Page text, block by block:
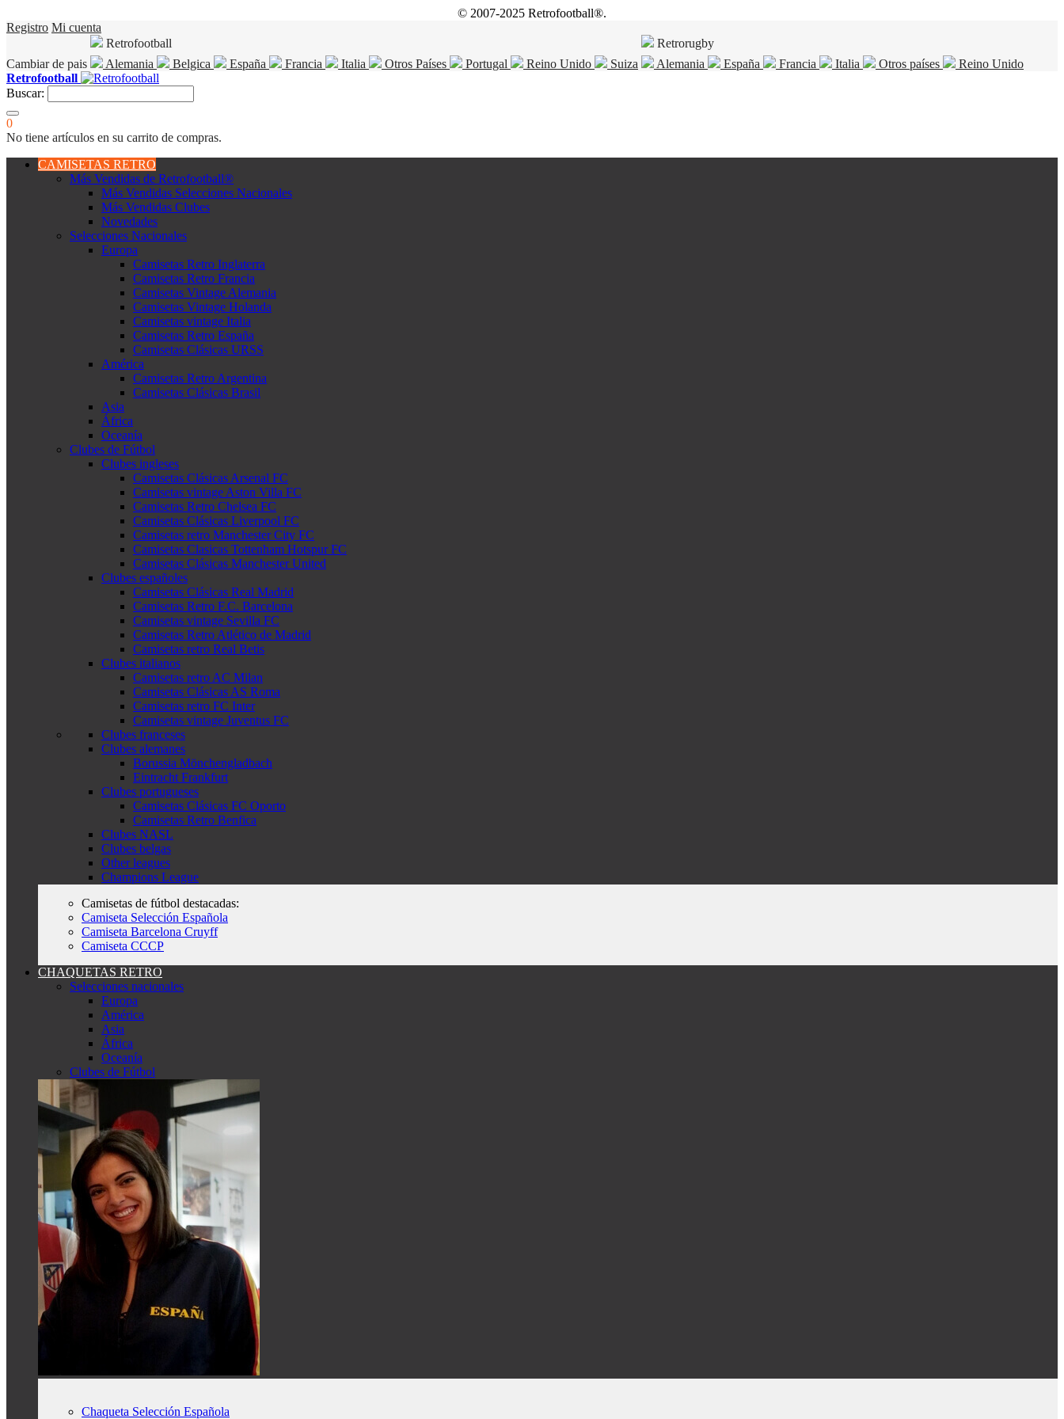
© 2007-2025 Retrofootball®.
Registro Mi cuenta
Cambiar de pais
Retrofootball
Alemania
Belgica España Francia Italia Otros Países Portugal Reino Unido Suiza
Retrorugby
Alemania
España Francia Italia Otros países
Reino Unido
Retrofootball
Buscar:
0
No tiene artículos en su carrito de compras.
CAMISETAS RETRO
Más Vendidas de Retrofootball®
Más Vendidas Selecciones Nacionales
Más Vendidas Clubes
Novedades
Selecciones Nacionales
Europa
Camisetas Retro Inglaterra
Camisetas Retro Francia
Camisetas Vintage Alemania
Camisetas Vintage Holanda
Camisetas vintage Italia
Camisetas Retro España
Camisetas Clásicas URSS
América
Camisetas Retro Argentina
Camisetas Clásicas Brasil
Asia
África
Oceanía
Clubes de Fútbol
Clubes ingleses
Camisetas Clásicas Arsenal FC
Camisetas vintage Aston Villa FC
Camisetas Retro Chelsea FC
Camisetas Clásicas Liverpool FC
Camisetas retro Manchester City FC
Camisetas Clasicas Tottenham Hotspur FC
Camisetas Clásicas Manchester United
Clubes españoles
Camisetas Clásicas Real Madrid
Camisetas Retro F.C. Barcelona
Camisetas vintage Sevilla FC
Camisetas Retro Atlético de Madrid
Camisetas retro Real Betis
Clubes italianos
Camisetas retro AC Milan
Camisetas Clásicas AS Roma
Camisetas retro FC Inter
Camisetas vintage Juventus FC
Clubes franceses
Clubes alemanes
Borussia Mönchengladbach
Eintracht Frankfurt
Clubes portugueses
Camisetas Clásicas FC Oporto
Camisetas Retro Benfica
Clubes NASL
Clubes belgas
Other leagues
Champions League
Camisetas de fútbol destacadas:
Camiseta Selección Española
Camiseta Barcelona Cruyff
Camiseta CCCP
CHAQUETAS RETRO
Selecciones nacionales
Europa
América
Asia
África
Oceanía
Clubes de Fútbol
Chaqueta Selección Española